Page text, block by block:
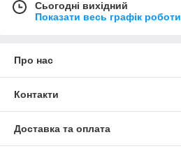
Сьогодні вихідний
Показати весь графік роботи
Про нас
Контакти
Доставка та оплата